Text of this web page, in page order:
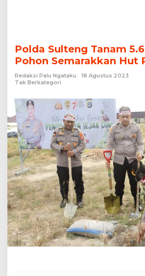
Polda Sulteng Tanam
Pohon Semarakkan Hut
Redaksi Palu Ngataku
18 Agustus 2023
Tak Berkategori